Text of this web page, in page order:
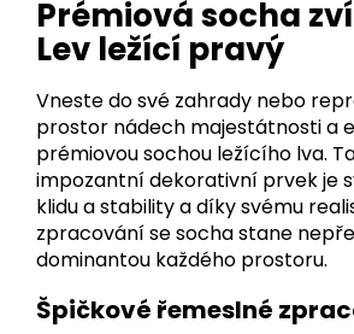
Prémiová socha
Lev ležící pravý
Vneste do své zahrady nebo
prostor nádech majestátnosti a
prémiovou sochou ležícího lva.
impozantní dekorativní prvek je
klidu a stability a díky svému
zpracování se socha stane
dominantou každého prostoru.
Špičkové řemeslné